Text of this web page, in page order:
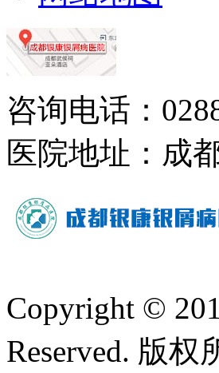
咨询电话：
医院地址：成
Copyright ©
Reserved. 版权